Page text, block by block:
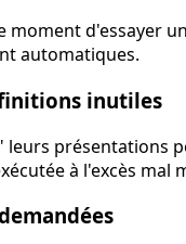
moment d'essayer
automatiques.
inutiles
leurs présentations
à l'excès mal